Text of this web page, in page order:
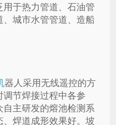
于热力管道、石油管
城市水管管道、造船
器人采用无线遥控的方
节焊接过程中各参
主研发的熔池检测系
焊道成形效果好。坡